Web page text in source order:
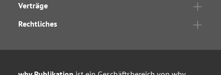
Verträge
Rechtliches